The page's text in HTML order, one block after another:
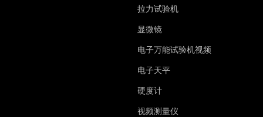
拉力试验机
显微镜
电子万能试验机视频
电子天平
硬度计
视频测量仪